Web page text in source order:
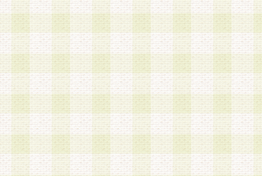
画 面」において、当社が指定する必要事項を入
を行うものとします。当社は、会員登録を承認し
会員として本サービスを 受けるためのログイン
を付与します。
3.会員は、会員登録の際に申告する登録情報の全
いかなる虚偽の申告をも行ってはならないものと
4.会員は、複数のログインＩＤおよびパスワード
いものとします。
第4条 ログインIDおよびパスワードの管理
1.会員は、会員登録後、本サイト内にて本サービ